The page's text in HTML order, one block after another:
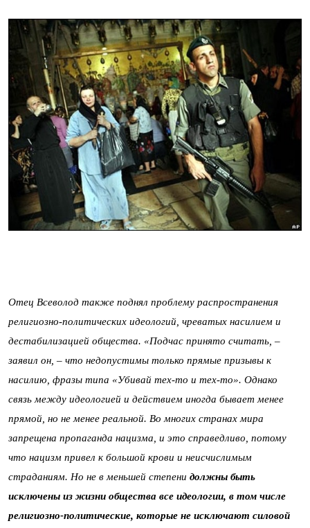
Отец Всеволод также поднял проблему распространения
религиозно-политических идеологий, чреватых насилием и
дестабилизацией общества. «Подчас принято считать, –
заявил он, – что недопустимы только прямые призывы к
насилию, фразы типа «Убивай тех-то и тех-то». Однако
связь между идеологией и действием иногда бывает менее
прямой, но не менее реальной. Во многих странах мира
запрещена пропаганда нацизма, и это справедливо, потому
что нацизм привел к большой крови и неисчислимым
страданиям. Но не в меньшей степени должны быть
исключены из жизни общества все идеологии, в том числе
религиозно-политические, которые не исключают силовой